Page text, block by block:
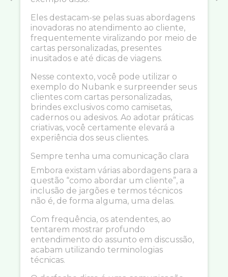
Eles destacam-se pelas suas abordagens
inovadoras no atendimento ao cliente,
frequentemente viralizando por meio de
cartas personalizadas, presentes
inusitados e até dicas de viagens.
Nesse contexto, você pode utilizar o
exemplo do Nubank e surpreender seus
clientes com cartas personalizadas,
brindes exclusivos como camisetas,
cadernos ou adesivos. Ao adotar práticas
criativas, você certamente elevará a
experiência dos seus clientes.
Sempre tenha uma comunicação clara
Embora existam várias abordagens para a
questão “como abordar um cliente”, a
inclusão de jargões e termos técnicos
não é, de forma alguma, uma delas.
Com frequência, os atendentes, ao
tentarem mostrar profundo
entendimento do assunto em discussão,
acabam utilizando terminologias
técnicas.